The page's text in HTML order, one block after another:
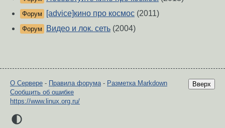
Форум [advice]кино про космос (2011)
Форум Видео и лок. сеть (2004)
Вверх
О Сервере - Правила форума- Разметка Markdown
Сообщить об ошибке
https://www.linux.org.ru/